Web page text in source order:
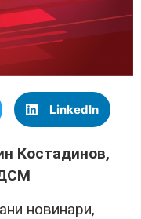
LinkedIn
Костадинов,
новинари,